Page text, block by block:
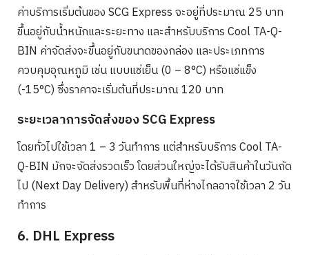
for:
ค่าบริการเริ่มต้นของ SCG Express จะอยู่ที่ประมาณ 25 บาท
ขึ้นอยู่กับน้ำหนักและระยะทาง และสำหรับบริการ Cool TA-Q-
BIN ค่าจัดส่งจะขึ้นอยู่กับขนาดของกล่อง และประเภทการ
ควบคุมอุณหภูมิ เช่น แบบแช่เย็น (0 – 8°C) หรือแช่แข็ง
(-15°C) ซึ่งราคาจะเริ่มต้นที่ประมาณ 120 บาท
ระยะเวลาการจัดส่งของ SCG Express
โดยทั่วไปใช้เวลา 1 – 3 วันทำการ แต่สำหรับบริการ Cool TA-
Q-BIN มักจะจัดส่งรวดเร็ว โดยส่วนใหญ่จะได้รับสินค้าในวันถัด
ไป (Next Day Delivery) สำหรับพื้นที่ห่างไกลอาจใช้เวลา 2 วัน
ทำการ
6. DHL Express